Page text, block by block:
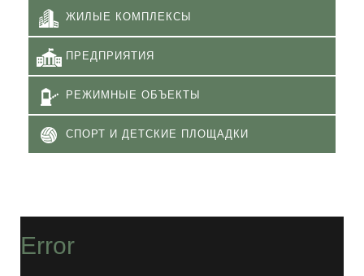
ЖИЛЫЕ КОМПЛЕКСЫ
ПРЕДПРИЯТИЯ
РЕЖИМНЫЕ ОБЪЕКТЫ
СПОРТ И ДЕТСКИЕ ПЛОЩАДКИ
Error